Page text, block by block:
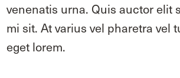
venenatis urna. Quis auctor elit
mi sit. At varius vel pharetra vel
eget lorem.